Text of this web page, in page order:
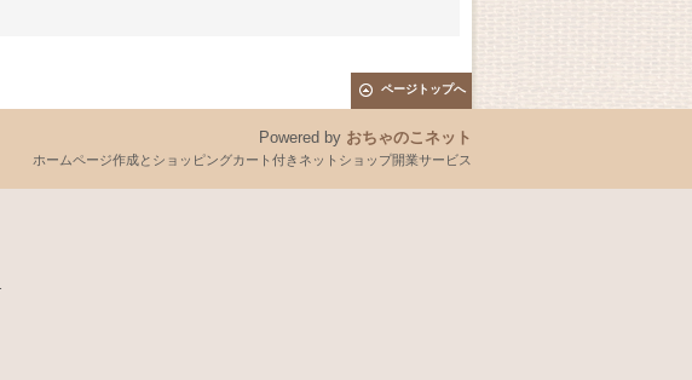
ページトップへ
Powered by おちゃのこネット
ホームページ作成とショッピングカート付きネットショップ開業サービス